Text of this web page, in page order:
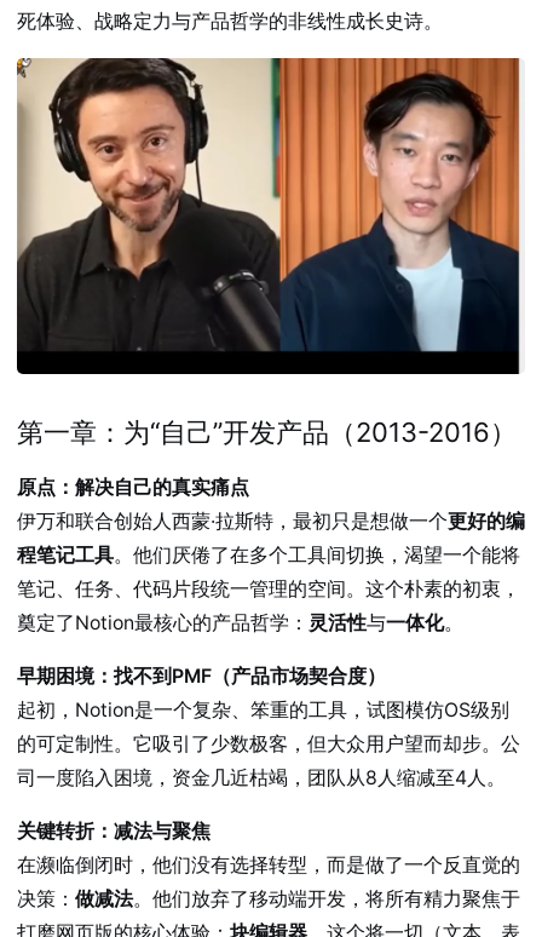
死体验、战略定力与产品哲学的非线性成长史诗。
第一章：为“自己”开发产品（2013-2016）
原点：解决自己的真实痛点
伊万和联合创始人西蒙·拉斯特，最初只是想做一个更好的编
程笔记工具。他们厌倦了在多个工具间切换，渴望一个能将
笔记、任务、代码片段统一管理的空间。这个朴素的初衷，
奠定了Notion最核心的产品哲学： 灵活性与一体化。
早期困境：找不到PMF（产品市场契合度）
起初，Notion是一个复杂、笨重的工具，试图模仿OS级别
的可定制性。它吸引了少数极客，但大众用户望而却步。公
司一度陷入困境，资金几近枯竭，团队从8人缩减至4人。
关键转折：减法与聚焦
在濒临倒闭时，他们没有选择转型，而是做了一个反直觉的
决策： 做减法。他们放弃了移动端开发，将所有精力聚焦于